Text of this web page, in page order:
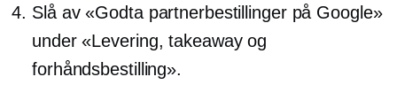
Slå av «Godta partnerbestillinger på Google»
under «Levering, takeaway og
forhåndsbestilling».